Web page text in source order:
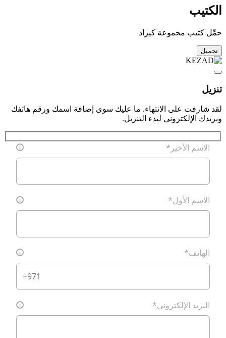
مجموعة كيزاد
على الانتهاء. ما عليك سوى إضافة اسمك ورقم هاتفك
لبدء التنزيل.
الأخير*
الأول*
الإلكتروني*